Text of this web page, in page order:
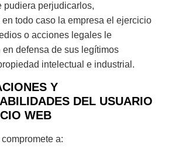
pudiera perjudicarlos,
todo caso la empresa el ejercicio
o acciones legales le
en defensa de sus legítimos
intelectual e industrial.
Y
DEL USUARIO
WEB
a: